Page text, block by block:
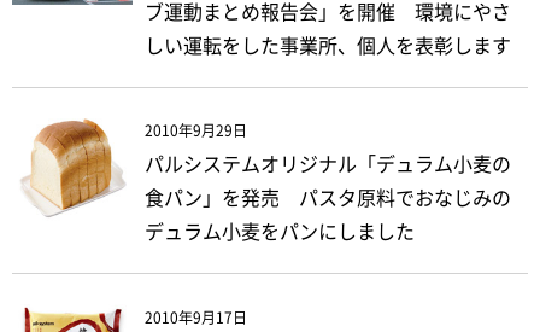
ブ運動まとめ報告会」を開催 環境にやさ
しい運転をした事業所、個人を表彰します
2010年9月29日
パルシステムオリジナル「デュラム小麦の
食パン」を発売 パスタ原料でおなじみの
デュラム小麦をパンにしました
2010年9月17日